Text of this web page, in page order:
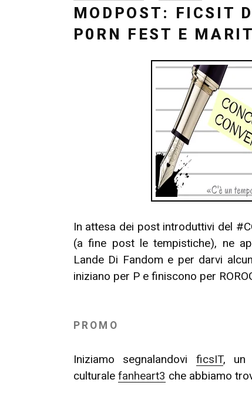
MODPOST: FICSIT
P0RN FEST E
In attesa dei post introduttivi del
(a fine post le tempistiche), ne
Lande Di Fandom e per darvi
iniziano per P e finiscono per
PROMO
Iniziamo segnalandovi ficsIT, un
culturale fanheart3 che abbiamo